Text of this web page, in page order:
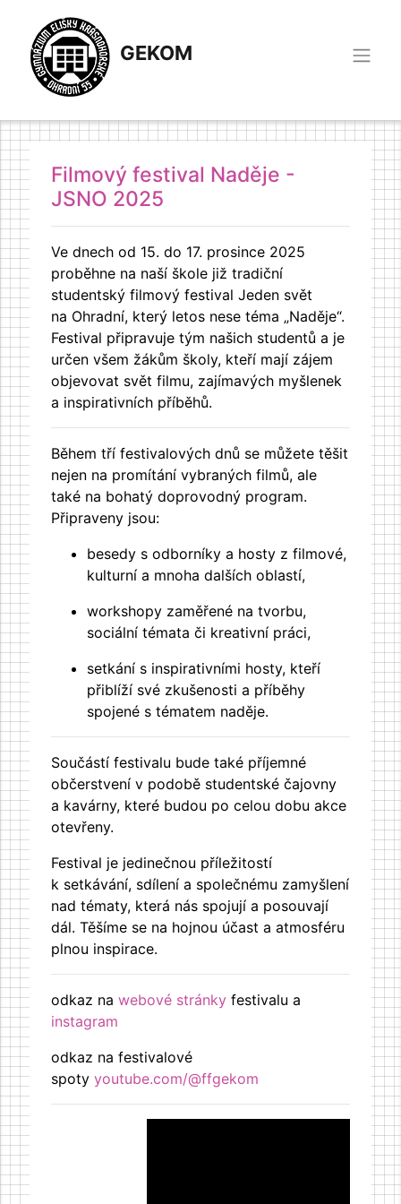
GEKOM
Filmový festival Naděje -
JSNO 2025
Ve dnech od 15. do 17. prosince 2025
proběhne na naší škole již tradiční
studentský filmový festival Jeden svět
na Ohradní, který letos nese téma „Naděje“.
Festival připravuje tým našich studentů a je
určen všem žákům školy, kteří mají zájem
objevovat svět filmu, zajímavých myšlenek
a inspirativních příběhů.
Během tří festivalových dnů se můžete těšit
nejen na promítání vybraných filmů, ale
také na bohatý doprovodný program.
Připraveny jsou:
besedy s odborníky a hosty z filmové,
kulturní a mnoha dalších oblastí,
workshopy zaměřené na tvorbu,
sociální témata či kreativní práci,
setkání s inspirativními hosty, kteří
přiblíží své zkušenosti a příběhy
spojené s tématem naděje.
Součástí festivalu bude také příjemné
občerstvení v podobě studentské čajovny
a kavárny, které budou po celou dobu akce
otevřeny.
Festival je jedinečnou příležitostí
k setkávání, sdílení a společnému zamyšlení
nad tématy, která nás spojují a posouvají
dál. Těšíme se na hojnou účast a atmosféru
plnou inspirace.
odkaz na webové stránky festivalu a
instagram
odkaz na festivalové
spoty youtube.com/@ffgekom